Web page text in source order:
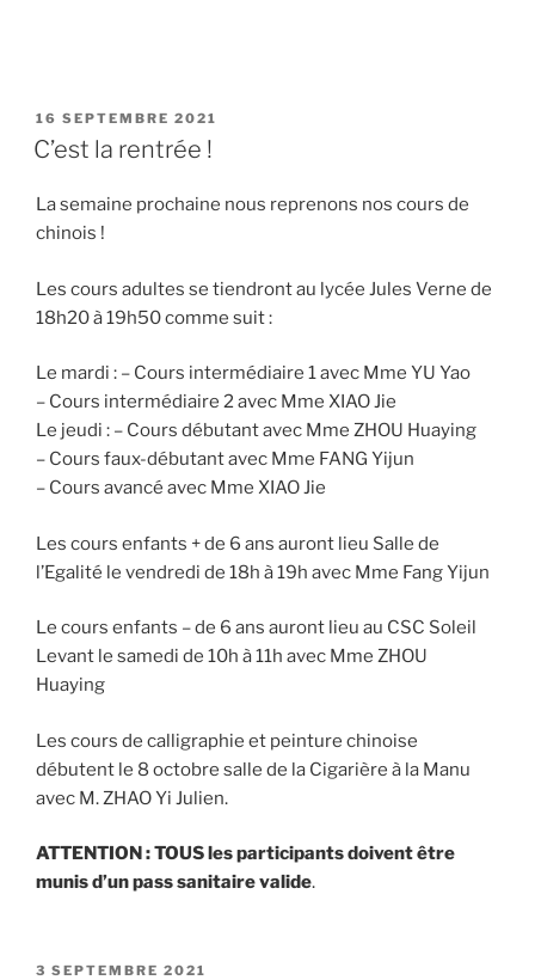
PUBLIÉ
LE
16 SEPTEMBRE 2021
C’est la rentrée !
La semaine prochaine nous reprenons nos cours de
chinois !
Les cours adultes se tiendront au lycée Jules Verne de
18h20 à 19h50 comme suit :
Le mardi : – Cours intermédiaire 1 avec Mme YU Yao
– Cours intermédiaire 2 avec Mme XIAO Jie
Le jeudi : – Cours débutant avec Mme ZHOU Huaying
– Cours faux-débutant avec Mme FANG Yijun
– Cours avancé avec Mme XIAO Jie
Les cours enfants + de 6 ans auront lieu Salle de
l’Egalité le vendredi de 18h à 19h avec Mme Fang Yijun
Le cours enfants – de 6 ans auront lieu au CSC Soleil
Levant le samedi de 10h à 11h avec Mme ZHOU
Huaying
Les cours de calligraphie et peinture chinoise
débutent le 8 octobre salle de la Cigarière à la Manu
avec M. ZHAO Yi Julien.
ATTENTION : TOUS les participants doivent être
munis d’un pass sanitaire valide.
PUBLIÉ
3 SEPTEMBRE 2021